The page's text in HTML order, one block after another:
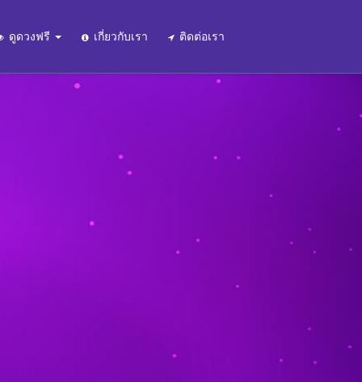
ดูดวงฟรี เกี่ยวกับเรา ติดต่อเรา